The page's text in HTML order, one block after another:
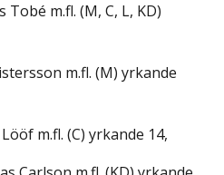
Tobé m.fl. (M, C, L, KD)
m.fl. (M) yrkande
m.fl. (C) yrkande 14,